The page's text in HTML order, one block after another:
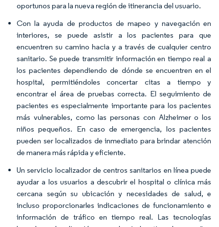
oportunos para la nueva región de itinerancia del usuario.
Con la ayuda de productos de mapeo y navegación en
interiores, se puede asistir a los pacientes para que
encuentren su camino hacia y a través de cualquier centro
sanitario. Se puede transmitir información en tiempo real a
los pacientes dependiendo de dónde se encuentren en el
hospital, permitiéndoles concertar citas a tiempo y
encontrar el área de pruebas correcta. El seguimiento de
pacientes es especialmente importante para los pacientes
más vulnerables, como las personas con Alzheimer o los
niños pequeños. En caso de emergencia, los pacientes
pueden ser localizados de inmediato para brindar atención
de manera más rápida y eficiente.
Un servicio localizador de centros sanitarios en línea puede
ayudar a los usuarios a descubrir el hospital o clínica más
cercana según su ubicación y necesidades de salud, e
incluso proporcionarles indicaciones de funcionamiento e
información de tráfico en tiempo real. Las tecnologías